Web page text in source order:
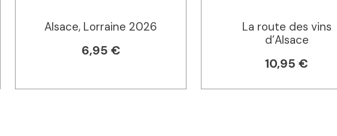
Alsace, Lorraine 2026
6,95 €
La route des vins
d’Alsace
10,95 €